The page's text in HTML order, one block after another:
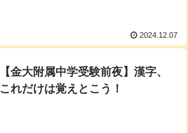
2024.12.07
【金大附属中学受験前夜】漢字、
これだけは覚えとこう！